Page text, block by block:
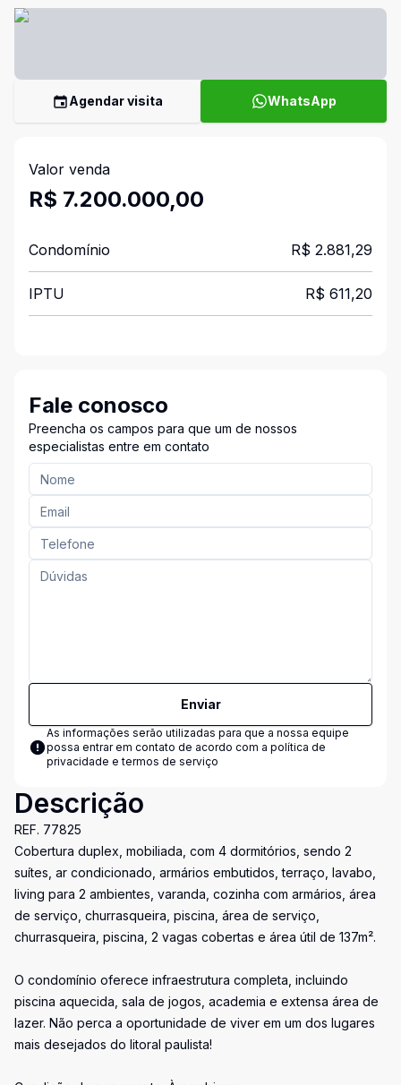
Agendar visita WhatsApp
Valor venda
R$ 7.200.000,00
Condomínio R$ 2.881,29
IPTU R$ 611,20
Fale conosco
Preencha os campos para que um de nossos
especialistas entre em contato
Enviar
As informações serão utilizadas para que a nossa equipe
possa entrar em contato de acordo com a política de
privacidade e termos de serviço
Descrição
REF. 77825
Cobertura duplex, mobiliada, com 4 dormitórios, sendo 2
suítes, ar condicionado, armários embutidos, terraço, lavabo,
living para 2 ambientes, varanda, cozinha com armários, área
de serviço, churrasqueira, piscina, área de serviço,
churrasqueira, piscina, 2 vagas cobertas e área útil de 137m².
O condomínio oferece infraestrutura completa, incluindo
piscina aquecida, sala de jogos, academia e extensa área de
lazer. Não perca a oportunidade de viver em um dos lugares
mais desejados do litoral paulista!